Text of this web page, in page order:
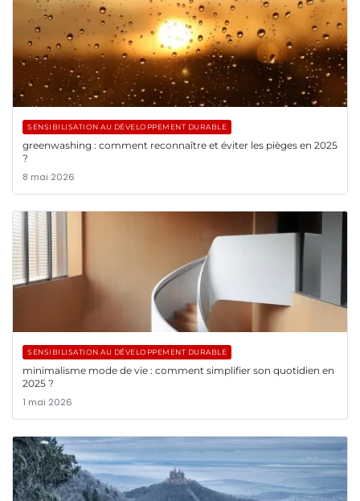
SENSIBILISATION AU DÉVELOPPEMENT DURABLE
greenwashing : comment reconnaître et éviter les pièges en 2025
?
8 mai 2026
SENSIBILISATION AU DÉVELOPPEMENT DURABLE
minimalisme mode de vie : comment simplifier son quotidien en
2025 ?
1 mai 2026